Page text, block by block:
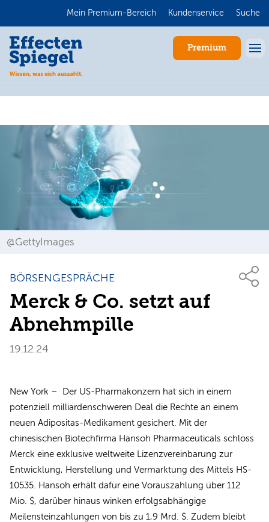
Mein Premium-Bereich Kundenservice Suche
Premium
@GettyImages
BÖRSENGESPRÄCHE
Merck & Co. setzt auf
Abnehmpille
19.12.24
New York – Der US-Pharmakonzern hat sich in einem
potenziell milliardenschweren Deal die Rechte an einem
neuen Adipositas-Medikament gesichert. Mit der
chinesischen Biotechfirma Hansoh Pharmaceuticals schloss
Merck eine exklusive weltweite Lizenzvereinbarung zur
Entwicklung, Herstellung und Vermarktung des Mittels HS-
10535. Hansoh erhält dafür eine Vorauszahlung über 112
Mio. $, darüber hinaus winken erfolgsabhängige
Meilensteinzahlungen von bis zu 1,9 Mrd. $. Zudem bleibt
Anmelden